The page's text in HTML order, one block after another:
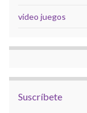
video juegos
Suscríbete